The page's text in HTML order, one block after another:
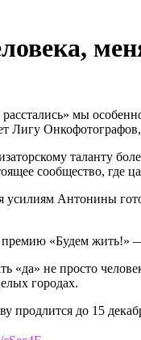
мы
Лигу
таланту
сообщество, где
Антонины
«Будем жить!»
«да» не просто
городах.
продлится до 15